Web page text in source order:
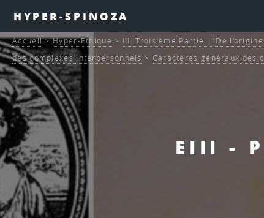
HYPER-SPINOZA
EIII -
Accueil>Hyper-Ethique > III. Troisième Partie : "De
des complexes interpersonnels > Caractères généraux des